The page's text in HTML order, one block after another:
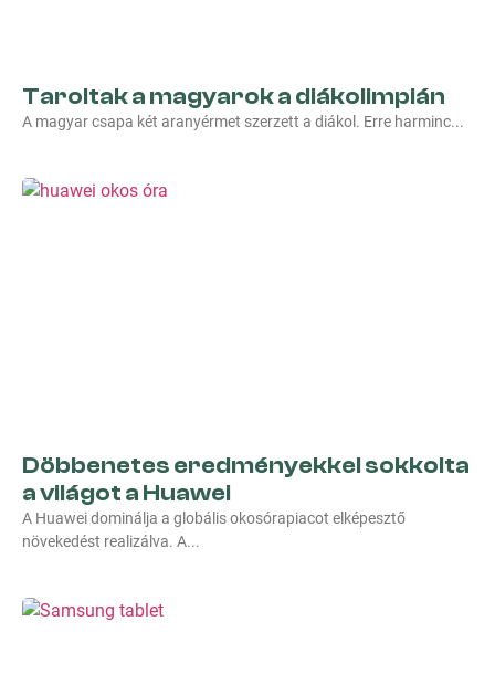
Taroltak a magyarok a diákolimpián
A magyar csapa két aranyérmet szerzett a diákol. Erre harminc
Döbbenetes eredményekkel sokkolta
a világot a Huawei
A Huawei dominálja a globális okosórapiacot elképesztő
növekedést realizálva. A